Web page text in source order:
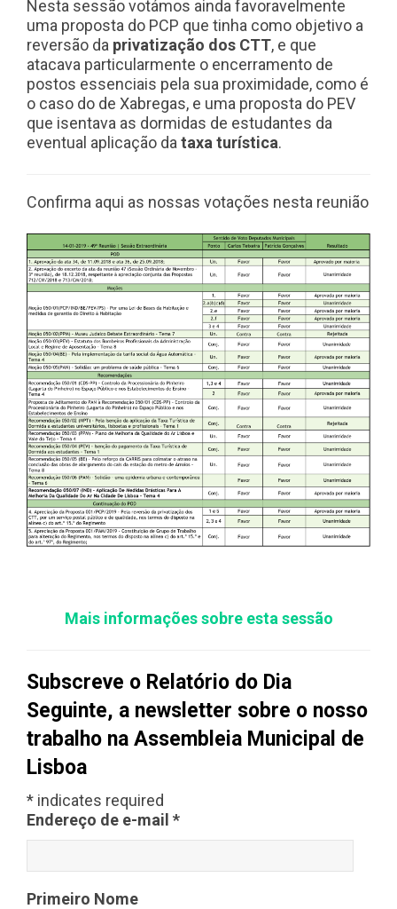
Nesta sessão votámos ainda favoravelmente
uma proposta do PCP que tinha como objetivo a
reversão da privatização dos CTT, e que
atacava particularmente o encerramento de
postos essenciais pela sua proximidade, como é
o caso do de Xabregas, e uma proposta do PEV
que isentava as dormidas de estudantes da
eventual aplicação da taxa turística.
Confirma aqui as nossas votações nesta reunião
Mais informações sobre esta sessão
Subscreve o Relatório do Dia
Seguinte, a newsletter sobre o nosso
trabalho na Assembleia Municipal de
Lisboa
* indicates required
Endereço de e-mail *
Primeiro Nome